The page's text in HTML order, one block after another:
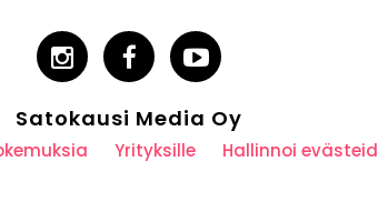
Satokausi Media Oy
Yrityksille Hallinnoi